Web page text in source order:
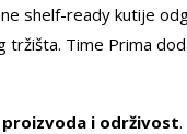
shelf-ready kutije
tržišta. Time Prima
proizvoda i održivost